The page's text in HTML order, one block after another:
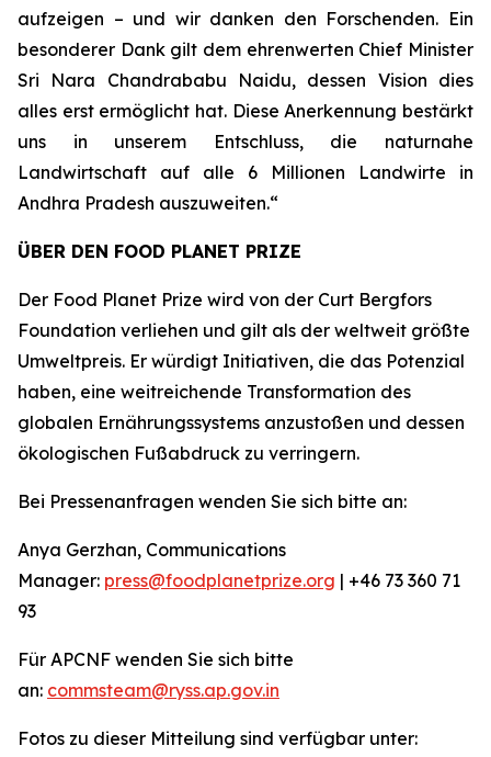
aufzeigen – und wir danken den Forschenden. Ein
besonderer Dank gilt dem ehrenwerten Chief Minister
Sri Nara Chandrababu Naidu, dessen Vision dies
alles erst ermöglicht hat. Diese Anerkennung bestärkt
uns in unserem Entschluss, die naturnahe
Landwirtschaft auf alle 6 Millionen Landwirte in
Andhra Pradesh auszuweiten.“
ÜBER DEN FOOD PLANET PRIZE
Der Food Planet Prize wird von der Curt Bergfors
Foundation verliehen und gilt als der weltweit größte
Umweltpreis. Er würdigt Initiativen, die das Potenzial
haben, eine weitreichende Transformation des
globalen Ernährungssystems anzustoßen und dessen
ökologischen Fußabdruck zu verringern.
Bei Pressenanfragen wenden Sie sich bitte an:
Anya Gerzhan, Communications
Manager: press@foodplanetprize.org | +46 73 360 71
93
Für APCNF wenden Sie sich bitte
an: commsteam@ryss.ap.gov.in
Fotos zu dieser Mitteilung sind verfügbar unter: